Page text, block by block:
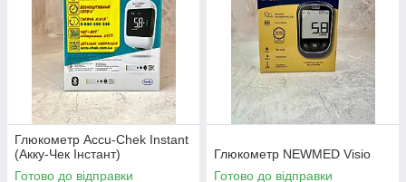
Глюкометр Accu-Chek Instant
(Акку-Чек Інстант)
Готово до відправки
Глюкометр NEWMED Visio
Готово до відправки